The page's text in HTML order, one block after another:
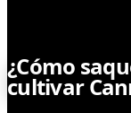
¿Cómo
cultivar